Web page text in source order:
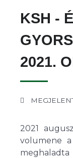
KSH -
2021.
2021
volumene a